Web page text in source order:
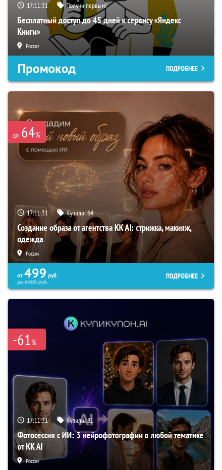
17:11:30 Получи первым!
Бесплатный доступ до 45 дней к сервису «Яндекс
Книги»
Россия
Промокод ПОДРОБНЕЕ
до 64%
17:11:30 Купили:64
Создание образа от агентства KK AI: стрижка, макияж,
одежда
Россия
от 499 руб.
до6400руб.
ПОДРОБНЕЕ
-61%
17:11:30 Купили:81
Фотосессия с ИИ: 3 нейрофотографии в любой тематике
от KK AI
Россия